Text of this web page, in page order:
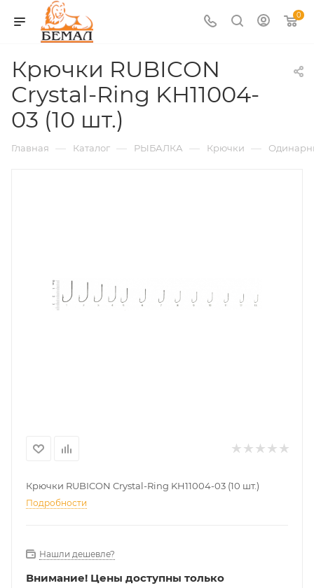
0
Крючки RUBICON
Crystal-Ring KH11004-
03 (10 шт.)
Главная — Каталог — РЫБАЛКА — Крючки —
Крючки RUBICON Crystal-Ring KH11004-03 (10 шт.)
Подробности
Нашли дешевле?
Внимание! Цены доступны только